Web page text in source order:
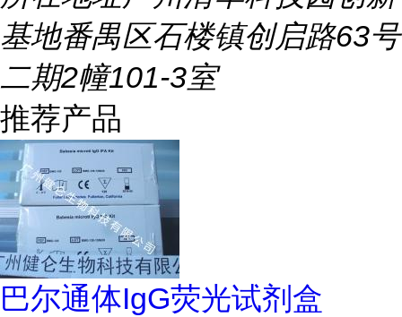
基地番禺区石楼镇创启路63号
二期2幢101-3室
推荐产品
巴尔通体IgG荧光试剂盒